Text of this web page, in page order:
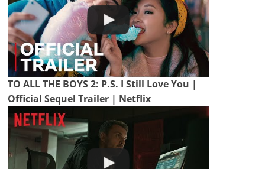
TO ALL THE BOYS 2: P.S. I Still Love You |
Official Sequel Trailer | Netflix